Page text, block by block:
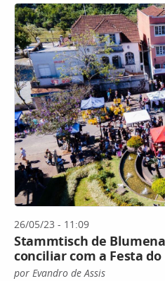
26/05/23 - 11:09
Stammtisch de
conciliar com a Festa
por Evandro de Assis